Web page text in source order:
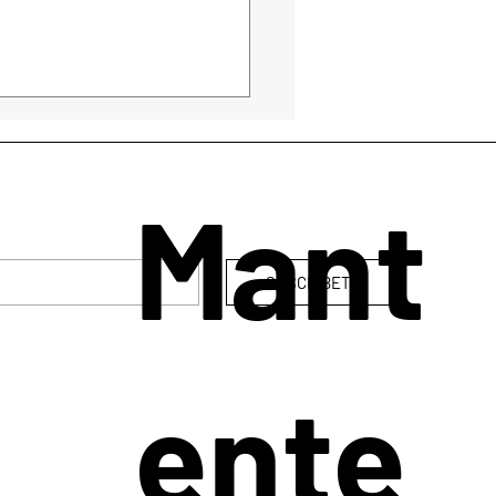
de la voz: sanación,
SUSCRÍBETE
Mant
ente